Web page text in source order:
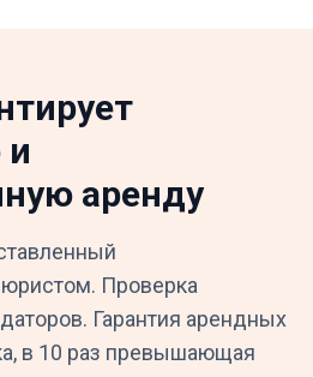
и
аренду
Проверка
Гарантия арендных
в 10 раз превышающая